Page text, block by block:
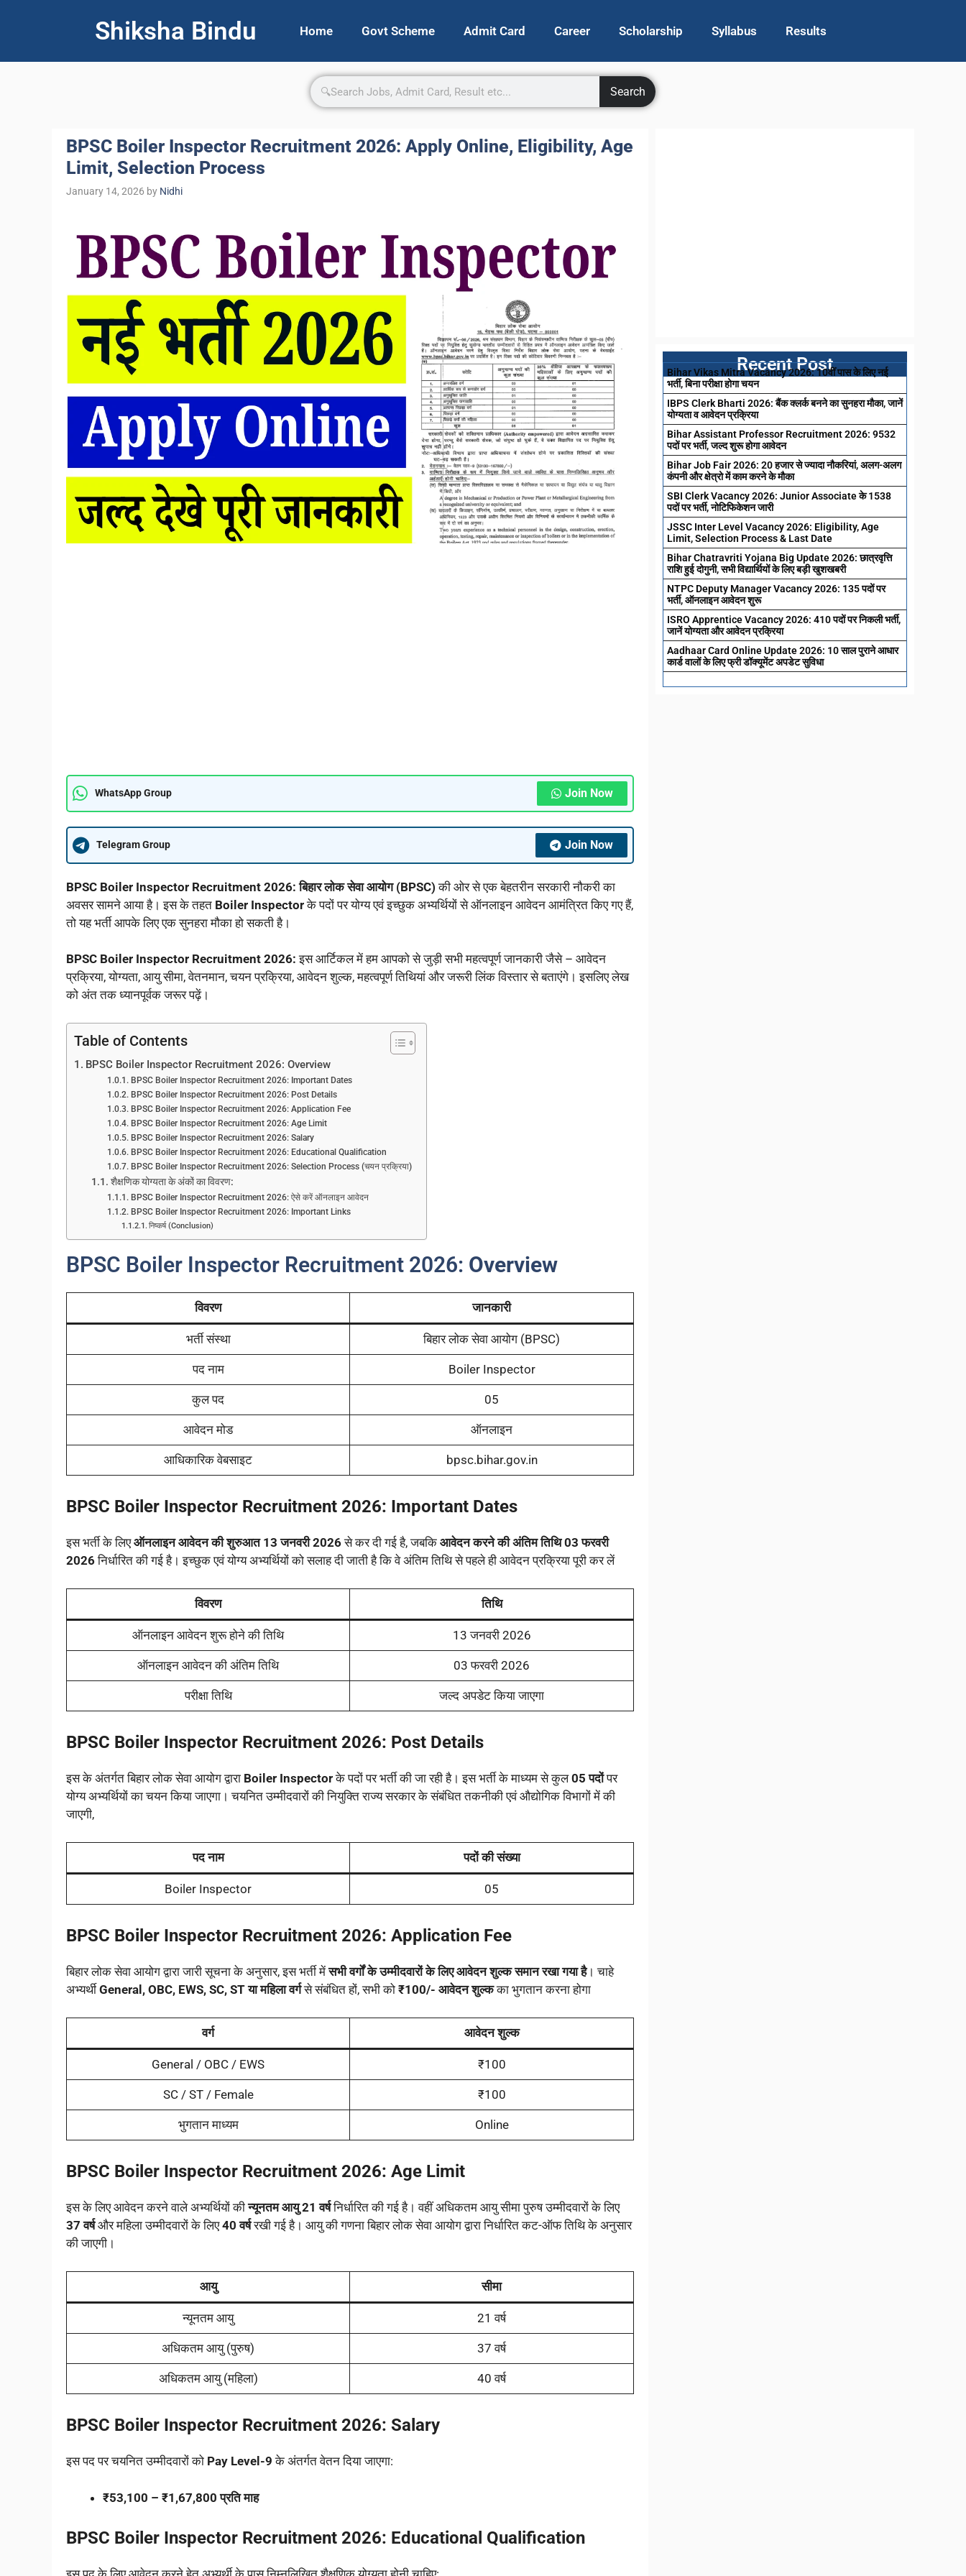
Shiksha Bindu Home Govt Scheme Admit Card Career Scholarship Syllabus Results
Search
BPSC Boiler Inspector Recruitment 2026: Apply Online, Eligibility, Age
Limit, Selection Process
January 14, 2026 by Nidhi
WhatsApp Group Join Now
Telegram Group Join Now
BPSC Boiler Inspector Recruitment 2026: बिहार लोक सेवा आयोग (BPSC) की ओर से एक बेहतरीन सरकारी नौकरी का
अवसर सामने आया है। इस के तहत Boiler Inspectorके पदों पर योग्य एवं इच्छुक अभ्यर्थियों से ऑनलाइन आवेदन आमंत्रित किए गए हैं,
तो यह भर्ती आपके लिए एक सुनहरा मौका हो सकती है।
BPSC Boiler Inspector Recruitment 2026:इस आर्टिकल में हम आपको से जुड़ी सभी महत्वपूर्ण जानकारी जैसे – आवेदन
प्रक्रिया, योग्यता, आयु सीमा, वेतनमान, चयन प्रक्रिया, आवेदन शुल्क, महत्वपूर्ण तिथियां और जरूरी लिंक विस्तार से बताएंगे। इसलिए लेख
को अंत तक ध्यानपूर्वक जरूर पढ़ें।
Table of Contents
BPSC Boiler Inspector Recruitment 2026: Overview
BPSC Boiler Inspector Recruitment 2026: Important Dates
BPSC Boiler Inspector Recruitment 2026: Post Details
BPSC Boiler Inspector Recruitment 2026: Application Fee
BPSC Boiler Inspector Recruitment 2026: Age Limit
BPSC Boiler Inspector Recruitment 2026: Salary
BPSC Boiler Inspector Recruitment 2026: Educational Qualification
BPSC Boiler Inspector Recruitment 2026: Selection Process (चयन प्रक्रिया)
शैक्षणिक योग्यता के अंकों का विवरण:
BPSC Boiler Inspector Recruitment 2026: ऐसे करें ऑनलाइन आवेदन
BPSC Boiler Inspector Recruitment 2026: Important Links
निष्कर्ष (Conclusion)
BPSC Boiler Inspector Recruitment 2026: Overview
विवरण जानकारी
भर्ती संस्था बिहार लोक सेवा आयोग (BPSC)
पद नाम Boiler Inspector
कुल पद 05
आवेदन मोड ऑनलाइन
आधिकारिक वेबसाइट bpsc.bihar.gov.in
BPSC Boiler Inspector Recruitment 2026: Important Dates
इस भर्ती के लिएऑनलाइन आवेदन की शुरुआत 13 जनवरी 2026से कर दी गई है, जबकि आवेदन करने की अंतिम तिथि 03 फरवरी
2026निर्धारित की गई है। इच्छुक एवं योग्य अभ्यर्थियों को सलाह दी जाती है कि वे अंतिम तिथि से पहले ही आवेदन प्रक्रिया पूरी कर लें
विवरण तिथि
ऑनलाइन आवेदन शुरू होने की तिथि 13 जनवरी 2026
ऑनलाइन आवेदन की अंतिम तिथि 03 फरवरी 2026
परीक्षा तिथि जल्द अपडेट किया जाएगा
BPSC Boiler Inspector Recruitment 2026: Post Details
इस के अंतर्गत बिहार लोक सेवा आयोग द्वारा Boiler Inspectorके पदों पर भर्ती की जा रही है। इस भर्ती के माध्यम से कुल05 पदोंपर
योग्य अभ्यर्थियों का चयन किया जाएगा। चयनित उम्मीदवारों की नियुक्ति राज्य सरकार के संबंधित तकनीकी एवं औद्योगिक विभागों में की
जाएगी,
पद नाम पदों की संख्या
Boiler Inspector 05
BPSC Boiler Inspector Recruitment 2026: Application Fee
बिहार लोक सेवा आयोग द्वारा जारी सूचना के अनुसार, इस भर्ती मेंसभी वर्गों के उम्मीदवारों के लिए आवेदन शुल्क समान रखा गया है। चाहे
अभ्यर्थी General, OBC, EWS, SC, ST या महिला वर्गसे संबंधित हों, सभी को ₹100/- आवेदन शुल्कका भुगतान करना होगा
वर्ग आवेदन शुल्क
General / OBC / EWS ₹100
SC / ST / Female ₹100
भुगतान माध्यम Online
BPSC Boiler Inspector Recruitment 2026: Age Limit
इस के लिए आवेदन करने वाले अभ्यर्थियों कीन्यूनतम आयु 21 वर्षनिर्धारित की गई है। वहीं अधिकतम आयु सीमा पुरुष उम्मीदवारों के लिए
37 वर्षऔर महिला उम्मीदवारों के लिए40 वर्षरखी गई है। आयु की गणना बिहार लोक सेवा आयोग द्वारा निर्धारित कट-ऑफ तिथि के अनुसार
की जाएगी।
आयु सीमा
न्यूनतम आयु 21 वर्ष
अधिकतम आयु (पुरुष) 37 वर्ष
अधिकतम आयु (महिला) 40 वर्ष
BPSC Boiler Inspector Recruitment 2026: Salary
इस पद पर चयनित उम्मीदवारों को Pay Level-9 के अंतर्गत वेतन दिया जाएगा:
₹53,100 – ₹1,67,800 प्रति माह
BPSC Boiler Inspector Recruitment 2026: Educational Qualification
Recent Post
Bihar Vikas Mitra Vacancy 2026: 10वीं पास के लिए नई
भर्ती, बिना परीक्षा होगा चयन
IBPS Clerk Bharti 2026: बैंक क्लर्क बनने का सुनहरा मौका, जानें
योग्यता व आवेदन प्रक्रिया
Bihar Assistant Professor Recruitment 2026: 9532
पदों पर भर्ती, जल्द शुरू होगा आवेदन
Bihar Job Fair 2026: 20 हजार से ज्यादा नौकरियां, अलग-अलग
कंपनी और क्षेत्रो में काम करने के मौका
SBI Clerk Vacancy 2026: Junior Associate के 1538
पदों पर भर्ती, नोटिफिकेशन जारी
JSSC Inter Level Vacancy 2026: Eligibility, Age
Limit, Selection Process & Last Date
Bihar Chatravriti Yojana Big Update 2026: छात्रवृत्ति
राशि हुई दोगुनी, सभी विद्यार्थियों के लिए बड़ी खुशखबरी
NTPC Deputy Manager Vacancy 2026: 135 पदों पर
भर्ती, ऑनलाइन आवेदन शुरू
ISRO Apprentice Vacancy 2026: 410 पदों पर निकली भर्ती,
जानें योग्यता और आवेदन प्रक्रिया
Aadhaar Card Online Update 2026: 10 साल पुराने आधार
कार्ड वालों के लिए फ्री डॉक्यूमेंट अपडेट सुविधा